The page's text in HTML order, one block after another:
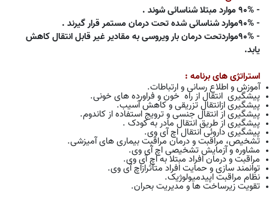
- 90% موارد مبتلا شناسائی شوند .
- 90%موارد شناسائی شده تحت درمان مستمر قرار گیرند .
- 90%مواردتحت درمان بار ویروسی به مقادیر غیر قابل انتقال کاهش
یابد.
استراتژی های برنامه :
آموزش و اطلاع رسانی و ارتباطات.
پیشگیری انتقال از راه خون و فراورده های خونی.
پیشگیری ازانتقال تزریقی و کاهش آسیب.
پیشگیری از انتقال جنسی و ترویج استفاده از کاندوم.
پیشگیری از طریق انتقال مادر به کودک .
پیشگیری داروئی انتقال اچ آی وی.
تشخیص، مراقبت و درمان مراقبت بیماری های آمیزشی.
مشاوره و آزمایش تشخیصیاچ آی وی.
مراقبت و درمان افراد مبتلا بهاچ آی وی.
توانمند سازی و حمایت افراد متاثرازاچ آی وی.
نظام مراقبت اپیدمیولوژیک.
تقویت زیرساخت ها و مدیریت بحران.